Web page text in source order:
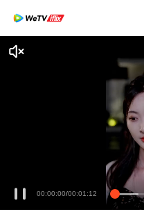
00:00:00/00:01:12